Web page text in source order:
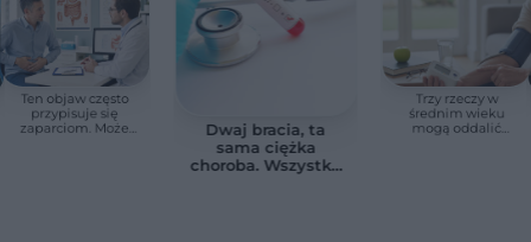
Ten objaw często
przypisuje się
zaparciom. Może
Dwaj bracia, ta
sama ciężka
choroba. Wszystko
Trzy rzeczy w
średnim wieku
mogą oddalić